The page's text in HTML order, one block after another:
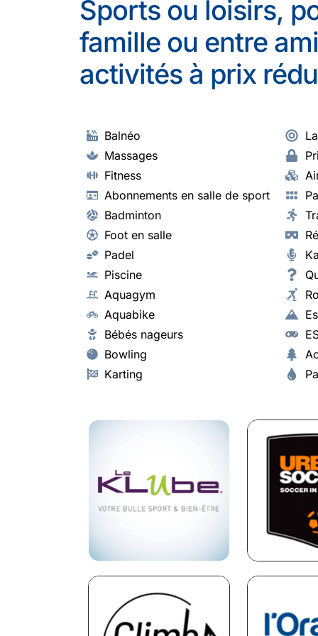
Sports ou loisirs,
famille ou entre
activités à prix
Balnéo
Massages
Fitness
Abonnements en salle de sport
Badminton
Foot en salle
Padel
Piscine
Aquagym
Aquabike
Bébés nageurs
Bowling
Karting